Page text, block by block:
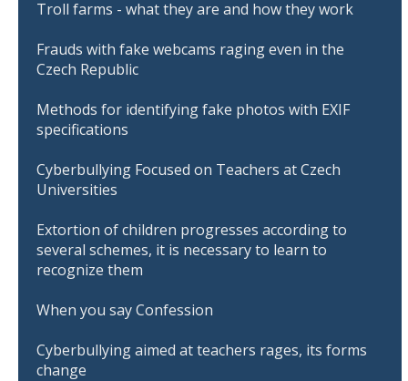
Troll farms - what they are and how they work
Frauds with fake webcams raging even in the
Czech Republic
Methods for identifying fake photos with EXIF
specifications
Cyberbullying Focused on Teachers at Czech
Universities
Extortion of children progresses according to
several schemes, it is necessary to learn to
recognize them
When you say Confession
Cyberbullying aimed at teachers rages, its forms
change